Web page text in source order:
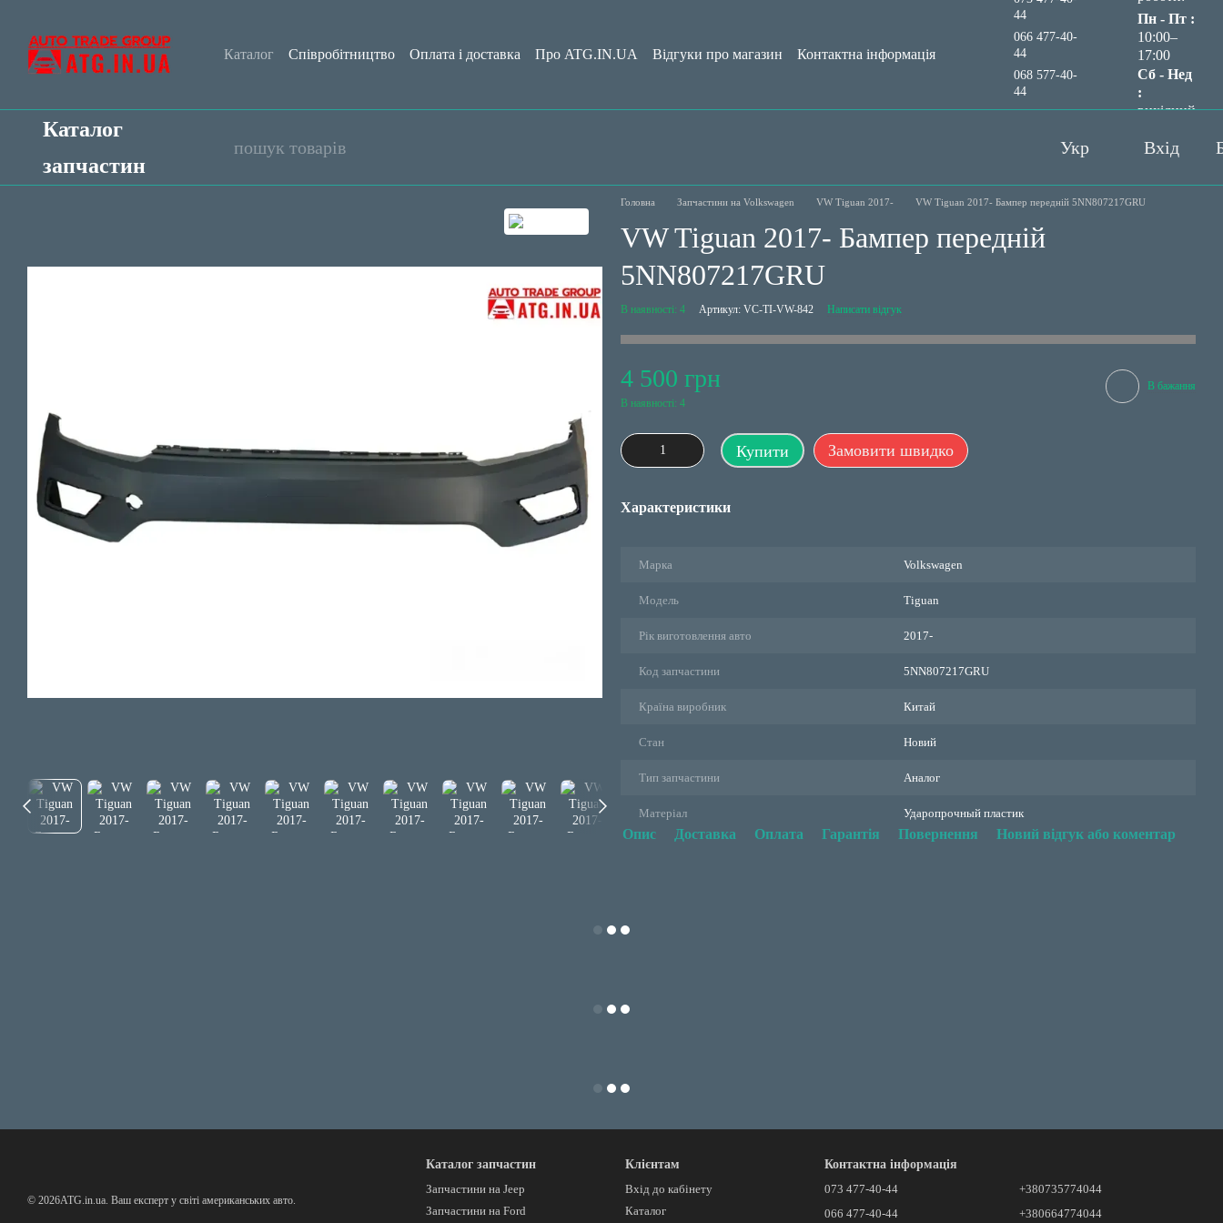
Каталог Співробітництво Оплата і доставка Про ATG.IN.UA Відгуки про магазин
Контактна інформація
44
066 477-40-
44
068 577-40-
44
Передзвонити вам?
Пн - Пт :
10:00–
17:00
Сб - Нед
:
вихідний
Каталог
запчастин
Укр Вхід
Головна Запчастини на Volkswagen VW Tiguan 2017- VW Tiguan 2017- Бампер передній 5NN807217GRU
VW Tiguan 2017- Бампер передній
5NN807217GRU
В наявності: 4 Артикул: VC-TI-VW-842 Написати відгук
4 500 грн
В наявності: 4
В бажання
Купити Замовити швидко
Характеристики
Марка Volkswagen
Модель Tiguan
Рік виготовлення авто 2017-
Код запчастини 5NN807217GRU
Країна виробник Китай
Стан Новий
Тип запчастини Аналог
Матеріал Ударопрочный пластик
Опис Доставка Оплата Гарантія Повернення Новий відгук або коментар
© 2026ATG.in.ua. Ваш експерт у світі американських авто.
Каталог запчастин
Запчастини на Jeep
Запчастини на Ford
Клієнтам
Вхід до кабінету
Каталог
Контактна інформація
073 477-40-44
066 477-40-44
+380735774044
+380664774044